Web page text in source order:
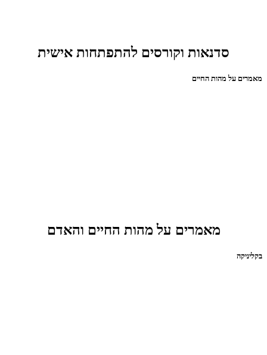
סדנאות וקורסים להתפתחות אישית
מאמרים על מהות החיים
מאמרים על מהות החיים והאדם
בקליניקה